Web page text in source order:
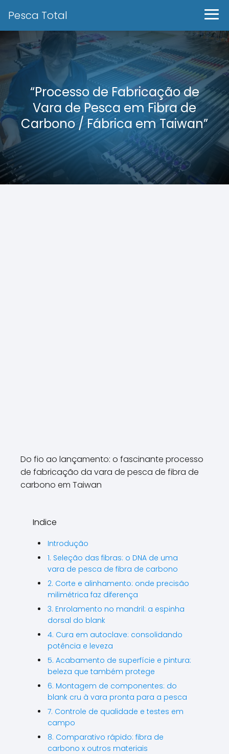
Pesca Total
“Processo de Fabricação de
Vara de Pesca em Fibra de
Carbono / Fábrica em Taiwan”
Do fio ao lançamento: o fascinante processo
de fabricação da vara de pesca de fibra de
carbono em Taiwan
Indice
Introdução
1. Seleção das fibras: o DNA de uma
vara de pesca de fibra de carbono
2. Corte e alinhamento: onde precisão
milimétrica faz diferença
3. Enrolamento no mandril: a espinha
dorsal do blank
4. Cura em autoclave: consolidando
potência e leveza
5. Acabamento de superfície e pintura:
beleza que também protege
6. Montagem de componentes: do
blank cru à vara pronta para a pesca
7. Controle de qualidade e testes em
campo
8. Comparativo rápido: fibra de
carbono x outros materiais